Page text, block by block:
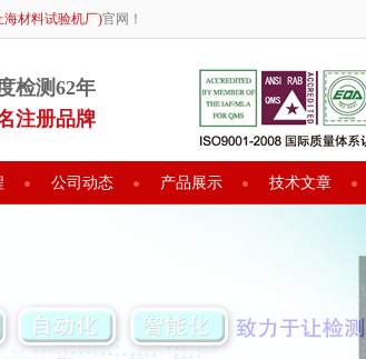
海材料试验机厂)官网！
检测62年
注册品牌
公司动态 产品展示 技术文章